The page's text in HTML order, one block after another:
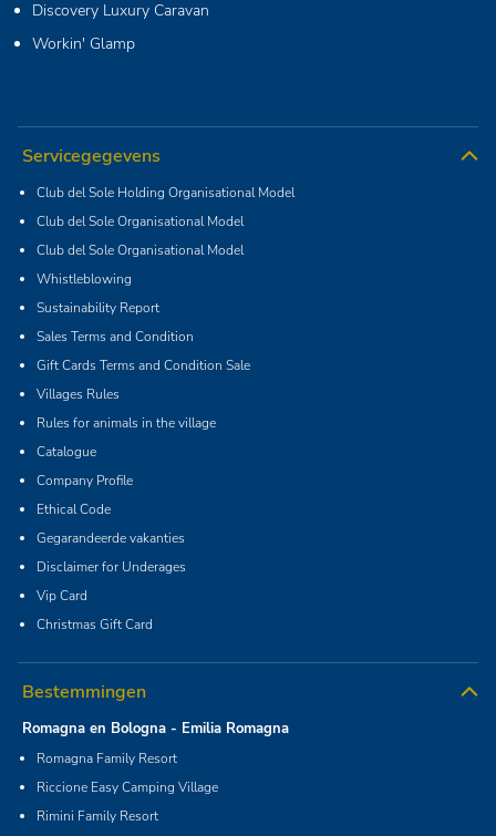
Discovery Luxury Caravan
Workin' Glamp
Servicegegevens
Club del Sole Holding Organisational Model
Club del Sole Organisational Model
Club del Sole Organisational Model
Whistleblowing
Sustainability Report
Sales Terms and Condition
Gift Cards Terms and Condition Sale
Villages Rules
Rules for animals in the village
Catalogue
Company Profile
Ethical Code
Gegarandeerde vakanties
Disclaimer for Underages
Vip Card
Christmas Gift Card
Bestemmingen
Romagna en Bologna - Emilia Romagna
Romagna Family Resort
Riccione Easy Camping Village
Rimini Family Resort